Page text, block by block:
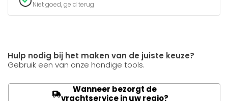
Niet goed, geld terug
Hulp nodig bij het maken van de juiste keuze?
Gebruik een van onze handige tools.
Wanneer bezorgt de
vrachtservice in uw regio?